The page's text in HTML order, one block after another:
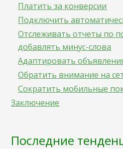
Платить за конверсии
Подключить
Отслеживать отчеты по
добавлять минус-слова
Адаптировать
Обратить внимание на
Сократить мобильные
Заключение
Последние